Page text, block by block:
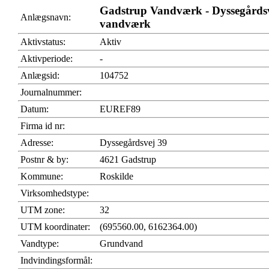
Anlægsnavn:
Gadstrup Vandværk -
vandværk
Aktivstatus:
Aktiv
Aktivperiode:
-
Anlægsid:
104752
Journalnummer:
Datum:
EUREF89
Firma id nr:
Adresse:
Dyssegårdsvej 39
Postnr & by:
4621 Gadstrup
Kommune:
Roskilde
Virksomhedstype:
UTM zone:
32
UTM koordinater:
(695560.00, 6162364.00)
Vandtype:
Grundvand
Indvindingsformål: